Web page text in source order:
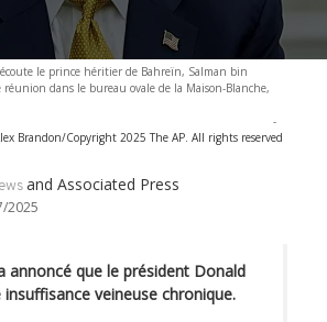
le prince héritier de Bahreïn, Salman bin
dans le bureau ovale de la Maison-Blanche,
-
Brandon/Copyright 2025 The AP. All rights reserved
and Associated Press
2025
annoncé que le président Donald
veineuse chronique.